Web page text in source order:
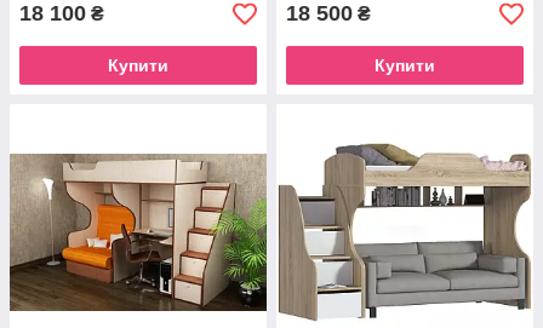
18 100 ₴
Купити
18 500 ₴
Купити